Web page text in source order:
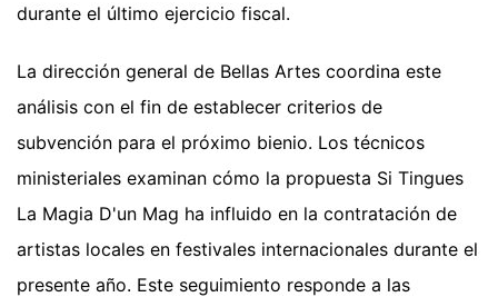
durante el último ejercicio fiscal.
La dirección general de Bellas Artes coordina este
análisis con el fin de establecer criterios de
subvención para el próximo bienio. Los técnicos
ministeriales examinan cómo la propuesta Si Tingues
La Magia D'un Mag ha influido en la contratación de
artistas locales en festivales internacionales durante el
presente año. Este seguimiento responde a las